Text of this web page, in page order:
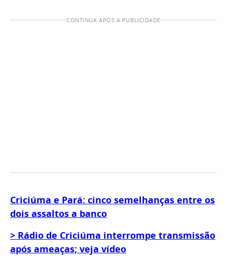
CONTINUA APÓS A PUBLICIDADE
Criciúma e Pará: cinco semelhanças entre os
dois assaltos a banco
> Rádio de Criciúma interrompe transmissão
após ameaças; veja vídeo